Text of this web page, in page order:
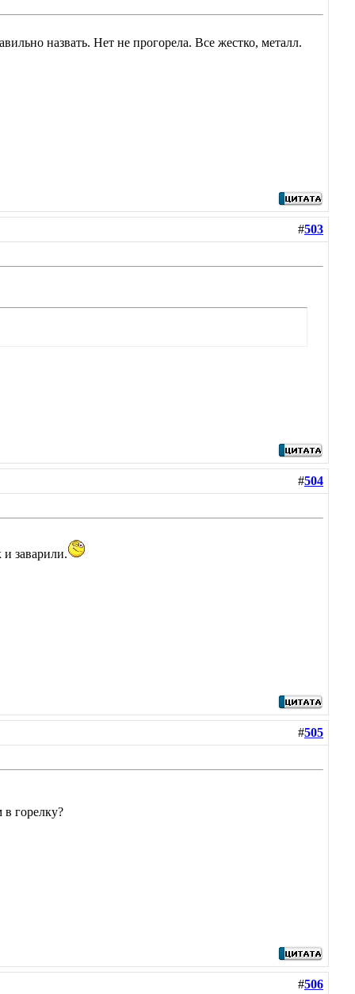
назвать. Нет не прогорела. Все жестко, металл.
#503
#504
и заварили.
#505
горелку?
#506